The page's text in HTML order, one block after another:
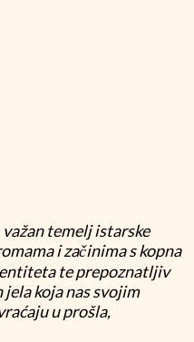
temelj istarske
i začinima s kopna
te prepoznatljiv
koja nas svojim
u prošla,